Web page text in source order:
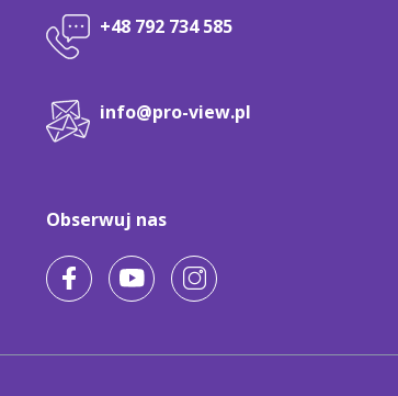
+48 792 734 585
info@pro-view.pl
Obserwuj nas